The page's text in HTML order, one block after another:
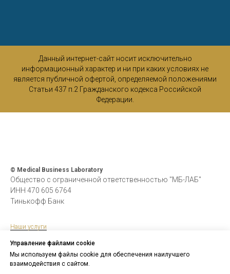
Данный интернет-сайт носит исключительно
информационный характер и ни при каких условиях не
является публичной офертой, определяемой положениями
Статьи 437 п.2 Гражданского кодекса Российской
Федерации.
© Medical Business Laboratory
Общество с ограниченной ответственностью "МБ-ЛАБ"
ИНН 470 605 6764
Тинькофф Банк
Наши услуги
Кейсы
Команда
Управление файлами cookie
Мы используем файлы cookie для обеспечения наилучшего
взаимодействия с сайтом.